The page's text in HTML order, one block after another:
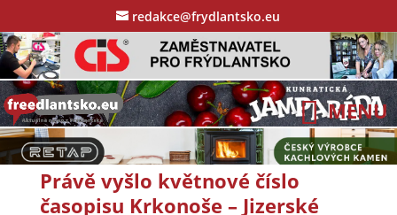
redakce@frydlantsko.eu
Právě vyšlo květnové číslo
časopisu Krkonoše – Jizerské